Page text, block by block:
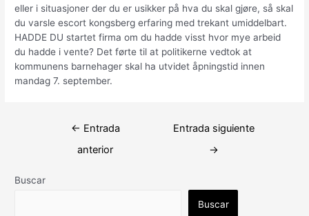
eller i situasjoner der du er usikker på hva du skal gjøre, så skal
du varsle escort kongsberg erfaring med trekant umiddelbart.
HADDE DU startet firma om du hadde visst hvor mye arbeid
du hadde i vente? Det førte til at politikerne vedtok at
kommunens barnehager skal ha utvidet åpningstid innen
mandag 7. september.
Navegación
← Entrada
anterior
Entrada siguiente
→
Buscar
Buscar